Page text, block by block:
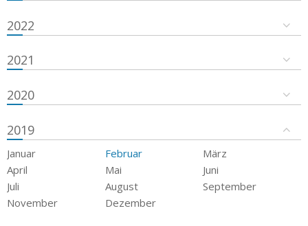
2022
2021
2020
2019
Januar Februar
März
April
Mai
Juni
Juli
August
September
November
Dezember